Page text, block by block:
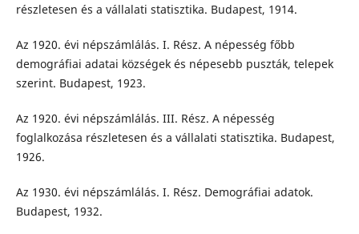
részletesen és a vállalati statisztika. Budapest, 1914.
Az 1920. évi népszámlálás. I. Rész. A népesség főbb
demográfiai adatai községek és népesebb puszták, telepek
szerint. Budapest, 1923.
Az 1920. évi népszámlálás. III. Rész. A népesség
foglalkozása részletesen és a vállalati statisztika. Budapest,
1926.
Az 1930. évi népszámlálás. I. Rész. Demográfiai adatok.
Budapest, 1932.